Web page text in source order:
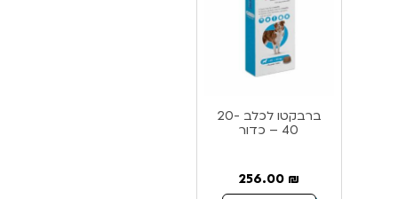
ברבקטו לכלב 20-
40 – כדור
256.00 ₪